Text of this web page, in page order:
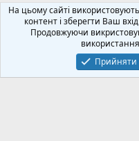
Акумулятори, УЗЕ, V2H, V2G -
Зворотний зв'язок
На цьому сайті
контент і зберегти Ваш
Продовжуючи
Прийняти